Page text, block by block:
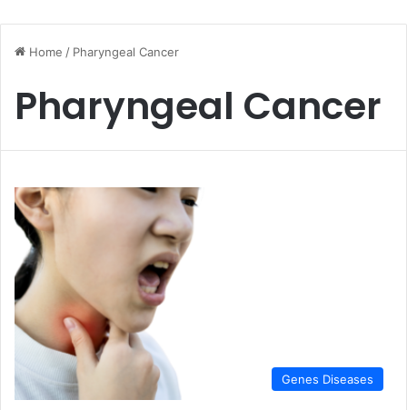
Home / Pharyngeal Cancer
Pharyngeal Cancer
Genes Diseases